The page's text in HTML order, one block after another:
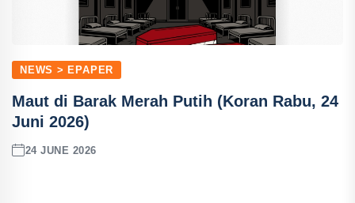
NEWS > EPAPER
Maut di Barak Merah Putih (Koran Rabu, 24
Juni 2026)
24 JUNE 2026